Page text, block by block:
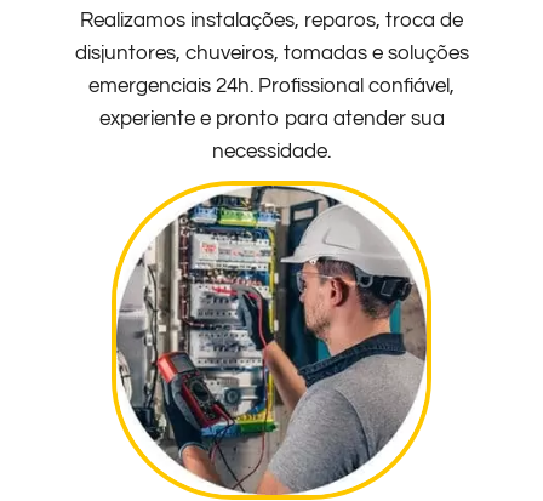
Realizamos instalações, reparos, troca de
disjuntores, chuveiros, tomadas e soluções
emergenciais 24h. Profissional confiável,
experiente e pronto para atender sua
necessidade.